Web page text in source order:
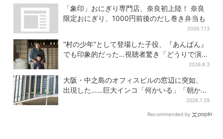
ービス拡大
行販売
「象印」おにぎり専門店、奈良初上陸！ 奈良
限定おにぎり、1000円前後のだし巻き弁当も
2026.7.13
“村の少年”として登場した子役、『あんぱん』
でも印象的だった…視聴者驚き「どうりで演技
2026.8.3
大阪・中之島のオフィスビルの窓辺に突如、
出現した……巨大インコ「何かいる」「朝から
2026.7.29
Recommended by